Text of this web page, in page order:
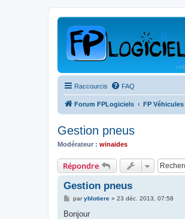
Raccourcis FAQ
Forum FPLogiciels FP Véhicules
Gestion pneus
Modérateur : winaides
Répondre
Gestion pneus
M
s
paryblotiere» 23 déc. 2013, 07:58
Bonjour